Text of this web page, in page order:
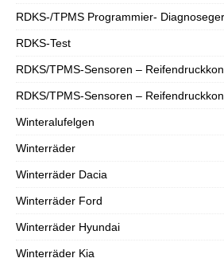
RDKS-/TPMS Programmier-
RDKS-Test
RDKS/TPMS-Sensoren –
RDKS/TPMS-Sensoren –
Winteralufelgen
Winterräder
Winterräder Dacia
Winterräder Ford
Winterräder Hyundai
Winterräder Kia